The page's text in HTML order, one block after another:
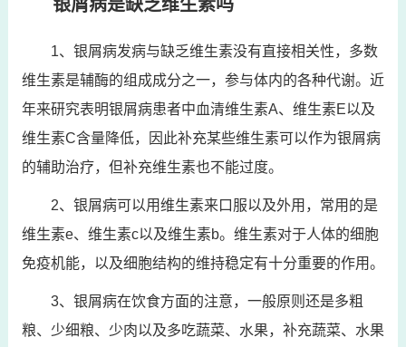
银屑病是缺乏维生素吗
1、银屑病发病与缺乏维生素没有直接相关性，多数
维生素是辅酶的组成成分之一，参与体内的各种代谢。近
年来研究表明银屑病患者中血清维生素A、维生素E以及
维生素C含量降低，因此补充某些维生素可以作为银屑病
的辅助治疗，但补充维生素也不能过度。
2、银屑病可以用维生素来口服以及外用，常用的是
维生素e、维生素c以及维生素b。维生素对于人体的细胞
免疫机能，以及细胞结构的维持稳定有十分重要的作用。
3、银屑病在饮食方面的注意，一般原则还是多粗
粮、少细粮、少肉以及多吃蔬菜、水果，补充蔬菜、水果